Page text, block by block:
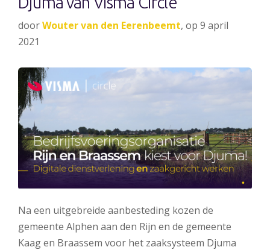
doorWouter van den Eerenbeemt, op 9 april
2021
Na een uitgebreide aanbesteding kozen de
gemeente Alphen aan den Rijn en de gemeente
Kaag en Braassem voor het zaaksysteem Djuma